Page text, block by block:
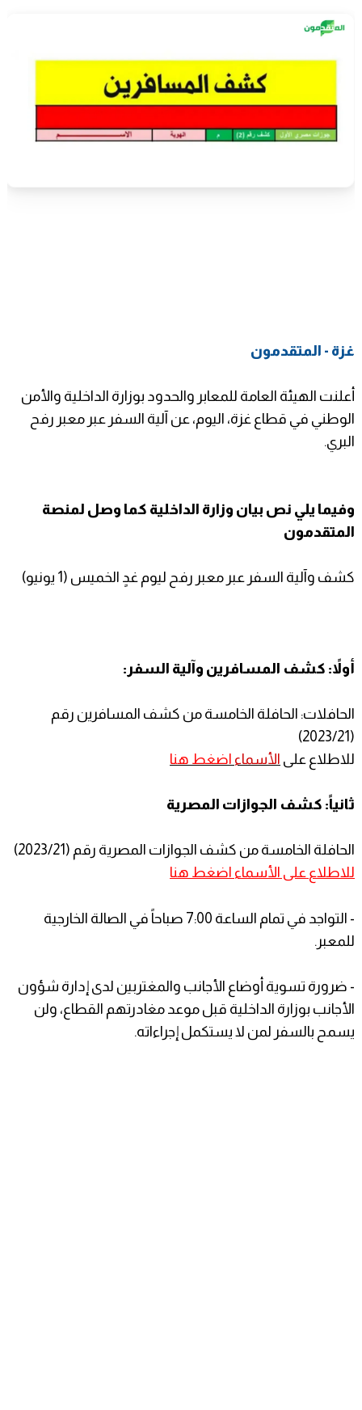
غزة - المتقدمون
أعلنت الهيئة العامة للمعابر والحدود بوزارة الداخلية والأمن
الوطني في قطاع غزة، اليوم، عن آلية السفر عبر معبر رفح
البري.
وفيما يلي نص بيان وزارة الداخلية كما وصل لمنصة
المتقدمون
كشف وآلية السفر عبر معبر رفح ليوم غدٍ الخميس (1 يونيو )
أولاً: كشف المسافرين وآلية السفر:
الحافلات: الحافلة الخامسة من كشف المسافرين رقم
(2023/21)
للاطلاع على الأسماء اضغط هنا
ثانياً: كشف الجوازات المصرية
الحافلة الخامسة من كشف الجوازات المصرية رقم (2023/21)
للاطلاع على الأسماء اضغط هنا
- التواجد في تمام الساعة 7:00 صباحاً في الصالة الخارجية
للمعبر.
- ضرورة تسوية أوضاع الأجانب والمغتربين لدى إدارة شؤون
الأجانب بوزارة الداخلية قبل موعد مغادرتهم القطاع، ولن
يسمح بالسفر لمن لا يستكمل إجراءاته.